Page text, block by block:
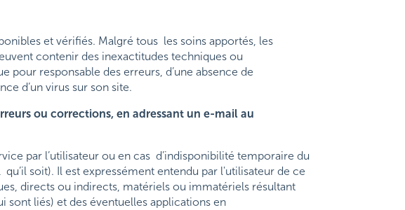
et vérifiés. Malgré tous les soins apportés, les
contenir des inexactitudes techniques ou
pour responsable des erreurs, d’une absence de
d’un virus sur son site.
ou corrections, en adressant un e-mail au
par l’utilisateur ou en cas d’indisponibilité temporaire du
soit). Il est expressément entendu par l'utilisateur de ce
directs ou indirects, matériels ou immatériels résultant
liés) et des éventuelles applications en